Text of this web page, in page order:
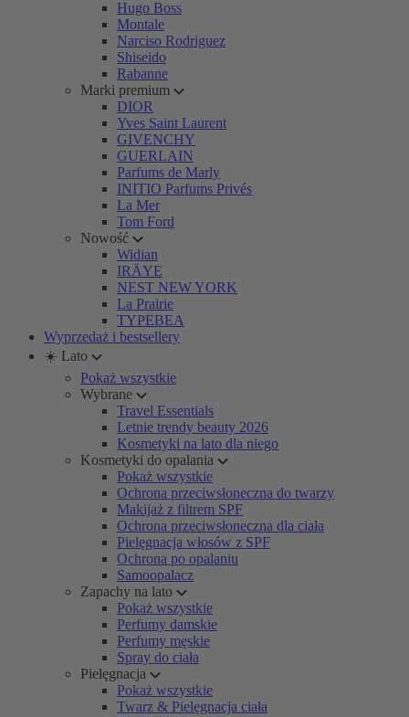
Hugo Boss
Montale
Narciso Rodriguez
Shiseido
Rabanne
Marki premium
DIOR
Yves Saint Laurent
GIVENCHY
GUERLAIN
Parfums de Marly
INITIO Parfums Privés
La Mer
Tom Ford
Nowość
Widian
IRÄYE
NEST NEW YORK
La Prairie
TYPEBEA
Wyprzedaż i bestsellery
☀️ Lato
Pokaż wszystkie
Wybrane
Travel Essentials
Letnie trendy beauty 2026
Kosmetyki na lato dla niego
Kosmetyki do opalania
Pokaż wszystkie
Ochrona przeciwsłoneczna do twarzy
Makijaż z filtrem SPF
Ochrona przeciwsłoneczna dla ciała
Pielęgnacja włosów z SPF
Ochrona po opalaniu
Samoopalacz
Zapachy na lato
Pokaż wszystkie
Perfumy damskie
Perfumy męskie
Spray do ciała
Pielęgnacja
Pokaż wszystkie
Twarz & Pielęgnacja ciała